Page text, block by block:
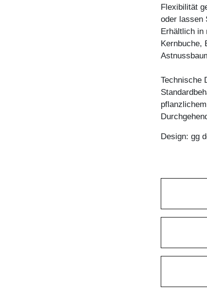
Flexibilität
oder lassen
Erhältlich in
Kernbuche,
Technische
Design: gg